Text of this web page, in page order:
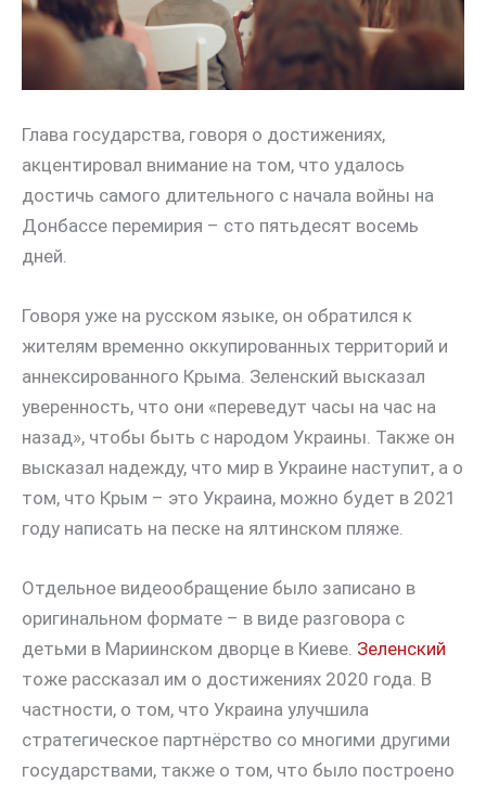
Глава государства, говоря о достижениях,
акцентировал внимание на том, что удалось
достичь самого длительного с начала войны на
Донбассе перемирия – сто пятьдесят восемь
дней.
Говоря уже на русском языке, он обратился к
жителям временно оккупированных территорий и
аннексированного Крыма. Зеленский высказал
уверенность, что они «переведут часы на час на
назад», чтобы быть с народом Украины. Также он
высказал надежду, что мир в Украине наступит, а о
том, что Крым – это Украина, можно будет в 2021
году написать на песке на ялтинском пляже.
Отдельное видеообращение было записано в
оригинальном формате – в виде разговора с
детьми в Мариинском дворце в Киеве. Зеленский
тоже рассказал им о достижениях 2020 года. В
частности, о том, что Украина улучшила
стратегическое партнёрство со многими другими
государствами, также о том, что было построено